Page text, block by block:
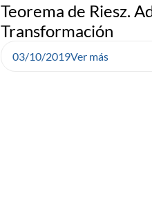
Teorema de Riesz.
Transformación
03/10/2019Ver más